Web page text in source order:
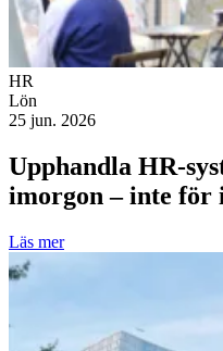
HR
Lön
25 jun. 2026
Upphandla HR-
imorgon – inte för
Läs mer